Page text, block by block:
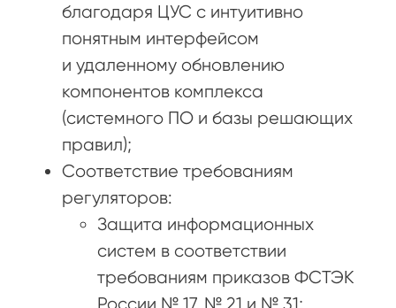
благодаря ЦУС с интуитивно
понятным интерфейсом
и удаленному обновлению
компонентов комплекса
(системного ПО и базы решающих
правил);
Соответствие требованиям
регуляторов:
Защита информационных
систем в соответствии
требованиям приказов ФСТЭК